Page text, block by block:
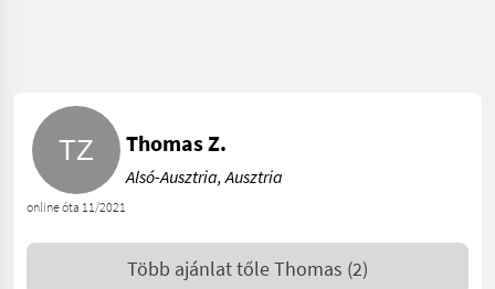
online óta 11/2021
Thomas Z.
Alsó-Ausztria, Ausztria
Több ajánlat tőleThomas (2)